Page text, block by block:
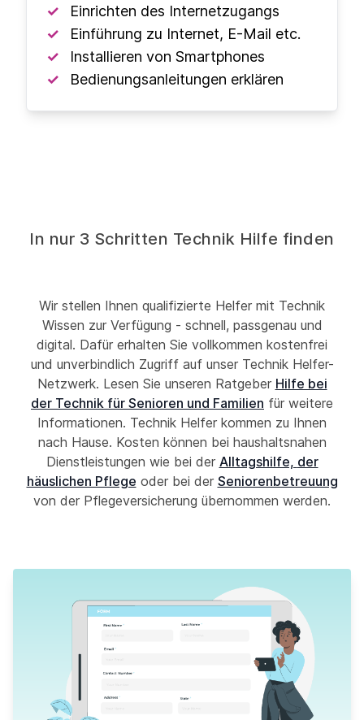
Einrichten des Internetzugangs
Einführung zu Internet, E-Mail etc.
Installieren von Smartphones
Bedienungsanleitungen erklären
In nur 3 Schritten Technik Hilfe finden
Wir stellen Ihnen qualifizierte Helfer mit Technik
Wissen zur Verfügung - schnell, passgenau und
digital. Dafür erhalten Sie vollkommen kostenfrei
und unverbindlich Zugriff auf unser Technik Helfer-
Netzwerk. Lesen Sie unseren Ratgeber Hilfe bei
der Technik für Senioren und Familien für weitere
Informationen. Technik Helfer kommen zu Ihnen
nach Hause. Kosten können bei haushaltsnahen
Dienstleistungen wie bei der Alltagshilfe, der
häuslichen Pflege oder bei der Seniorenbetreuung
von der Pflegeversicherung übernommen werden.